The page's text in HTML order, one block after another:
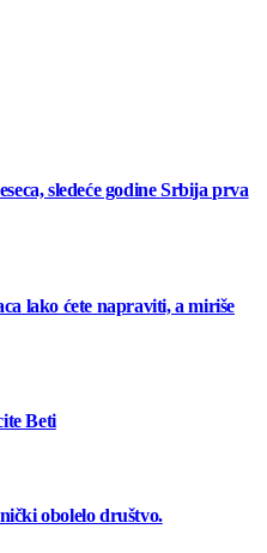
sledeće godine Srbija prva
lako ćete napraviti, a miriše
Beti
obolelo društvo.